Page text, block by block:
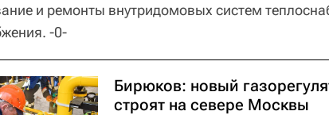
и ремонты внутридомовых систем
-0-
Бирюков: новый
строят на севере Москвы